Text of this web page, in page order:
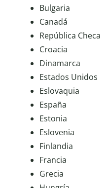
Bulgaria
Canadá
República Checa
Croacia
Dinamarca
Estados Unidos
Eslovaquia
España
Estonia
Eslovenia
Finlandia
Francia
Grecia